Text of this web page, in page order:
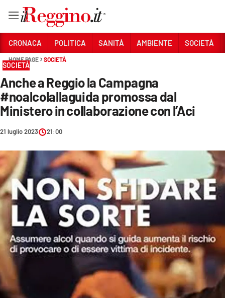
Sezioni
CRONACA
POLITICA
SANITÀ
AMBIENTE
SOCIETÀ
CULTURA
ECONOMIA E LAVORO
EVENTI
SPORT
CRONACA POLITICA SANITÀ AMBIENTE SOCIETÀ
HOME PAGE SOCIETÀ
SOCIETÀ
Anche a Reggio la Campagna
#noalcolallaguida promossa dal
Ministero in collaborazione con l’Aci
21 luglio 2023 21:00